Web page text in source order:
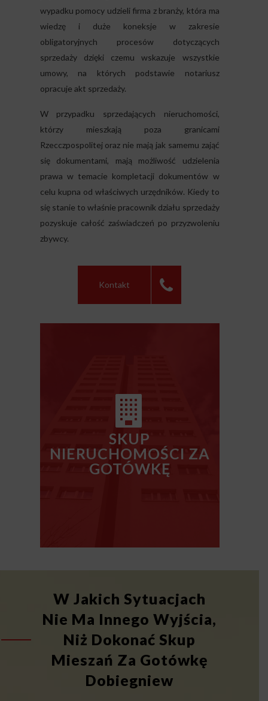
wypadku pomocy udzieli firma z branży, która ma
wiedzę i duże koneksje w zakresie
obligatoryjnych procesów dotyczących
sprzedaży dzięki czemu wskazuje wszystkie
umowy, na których podstawie notariusz
opracuje akt sprzedaży.
W przypadku sprzedających nieruchomości,
którzy mieszkają poza granicami
Rzecczpospolitej oraz nie mają jak samemu zająć
się dokumentami, mają możliwość udzielenia
prawa w temacie kompletacji dokumentów w
celu kupna od właściwych urzędników. Kiedy to
się stanie to właśnie pracownik działu sprzedaży
pozyskuje całość zaświadczeń po przyzwoleniu
zbywcy.
Kontakt
SKUP
NIERUCHOMOŚCI ZA
GOTÓWKĘ
W Jakich Sytuacjach
Nie Ma Innego Wyjścia,
Niż Dokonać Skup
Mieszań Za Gotówkę
Dobiegniew